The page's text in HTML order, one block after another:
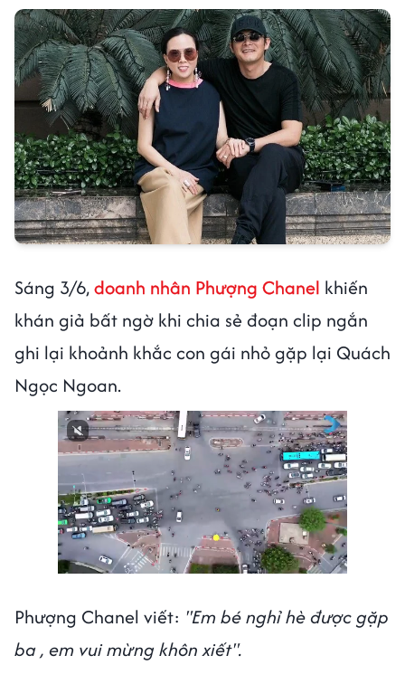
Sáng 3/6,doanh nhân Phượng Chanel khiến
khán giả bất ngờ khi chia sẻ đoạn clip ngắn
ghi lại khoảnh khắc con gái nhỏ gặp lại Quách
Ngọc Ngoan.
Phượng Chanel viết: "Em bé nghỉ hè được gặp
ba , em vui mừng khôn xiết".